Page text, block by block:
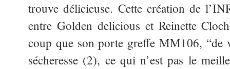
trouve délicieuse. Cette création de
entre Golden delicious et Reinette
coup que son porte greffe MM106, “de
sécheresse (2), ce qui n’est pas le